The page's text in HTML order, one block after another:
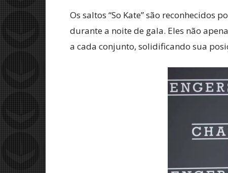
Os saltos “So Kate” são reconhecidos
durante a noite de gala. Eles não
a cada conjunto, solidificando sua